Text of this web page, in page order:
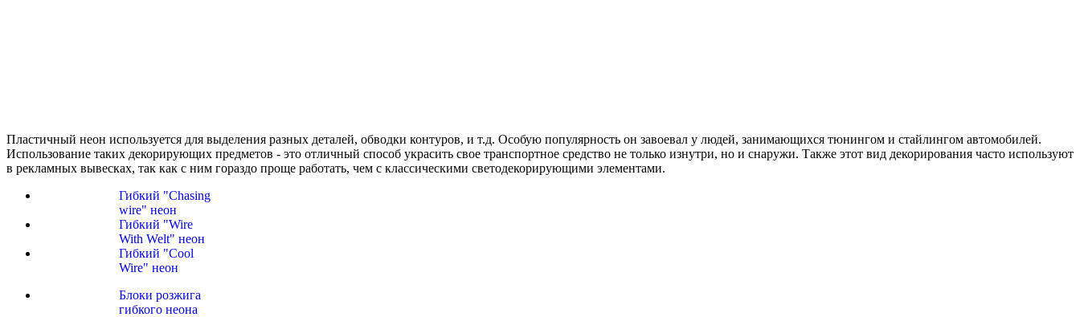
Пластичный неон используется для выделения разных деталей, обводки контуров, и т.д. Особую популярность он завоевал у людей, занимающихся тюнингом и стайлингом автомобилей.
Использование таких декорирующих предметов - это отличный способ украсить свое транспортное средство не только изнутри, но и снаружи. Также этот вид декорирования часто используют
в рекламных вывесках, так как с ним гораздо проще работать, чем с классическими светодекорирующими элементами.
Гибкий "Chasing
wire" неон
Гибкий "Wire
With Welt" неон
Гибкий "Cool
Wire" неон
Блоки розжига
гибкого неона